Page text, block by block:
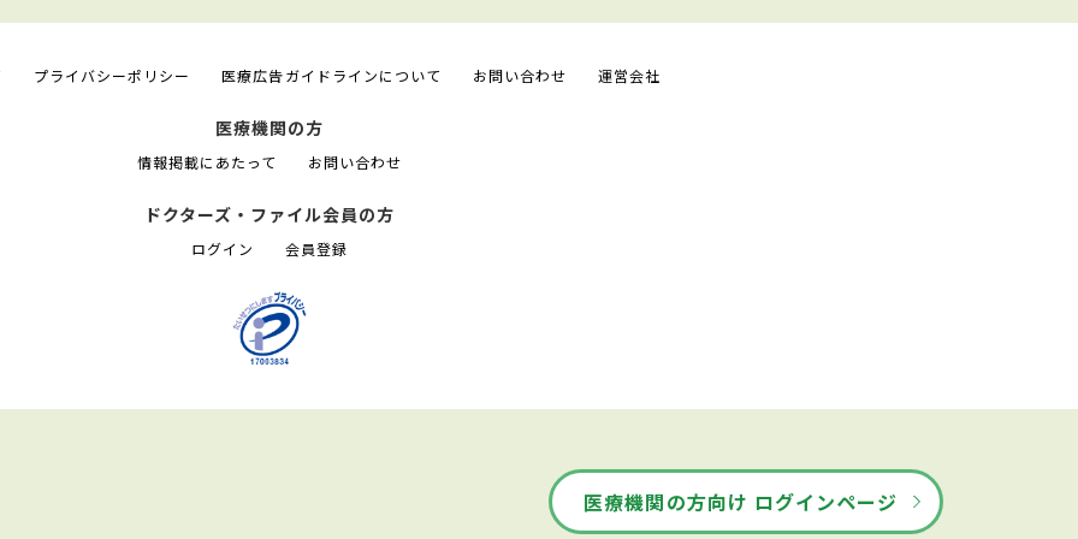
プライバシーポリシー 医療広告ガイドラインについて お問い合わせ 運営会社
医療機関の方
情報掲載にあたって お問い合わせ
ドクターズ・ファイル会員の方
ログイン 会員登録
医療機関の方向け ログインページ